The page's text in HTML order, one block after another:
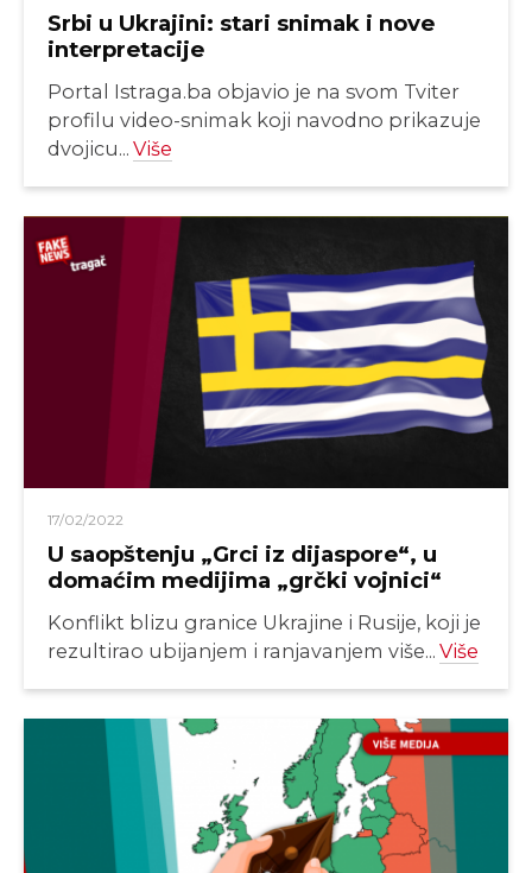
Srbi u Ukrajini: stari snimak i nove
interpretacije
Portal Istraga.ba objavio je na svom Tviter
profilu video-snimak koji navodno prikazuje
dvojicu... Više
17/02/2022
U saopštenju „Grci iz dijaspore“, u
domaćim medijima „grčki vojnici“
Konflikt blizu granice Ukrajine i Rusije, koji je
rezultirao ubijanjem i ranjavanjem više... Više